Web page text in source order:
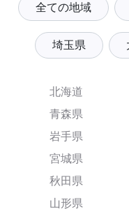
全ての地域
埼玉県
北海道
青森県
岩手県
宮城県
秋田県
山形県